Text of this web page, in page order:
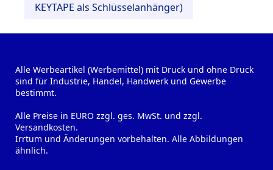
KEYTAPE als Schlüsselanhänger)
Alle Werbeartikel (Werbemittel) mit Druck und ohne Druck
sind für Industrie, Handel, Handwerk und Gewerbe
bestimmt.
Alle Preise in EURO zzgl. ges. MwSt. und zzgl.
Versandkosten.
Irrtum und Änderungen vorbehalten. Alle Abbildungen
ähnlich.